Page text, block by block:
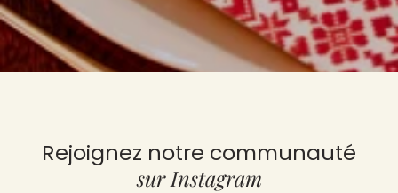
Rejoignez notre communauté
sur Instagram